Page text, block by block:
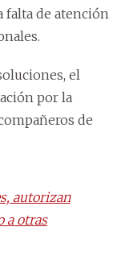
falta de atención
el
por la
de
autorizan
a otras